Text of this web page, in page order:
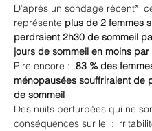
D’après un sondage récent*
représente plus de 2 femmes
perdraient 2h30 de sommeil
jours de sommeil en moins par
Pire encore : .83 % des
ménopausées souffriraient de
de sommeil
Des nuits perturbées qui ne
conséquences sur le :